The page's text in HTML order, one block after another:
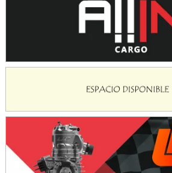
SUR SANTAFESINO - F4
José Samuel Sánchez (Tierra)
Juan Navarro (Asfalto)